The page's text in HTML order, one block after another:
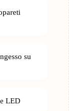
su
LED